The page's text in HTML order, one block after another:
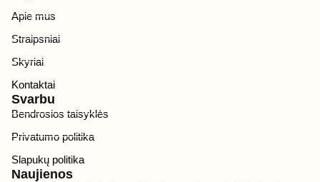
Apie mus
Straipsniai
Skyriai
Kontaktai
Svarbu
Bendrosios taisyklės
Privatumo politika
Slapukų politika
Naujienos